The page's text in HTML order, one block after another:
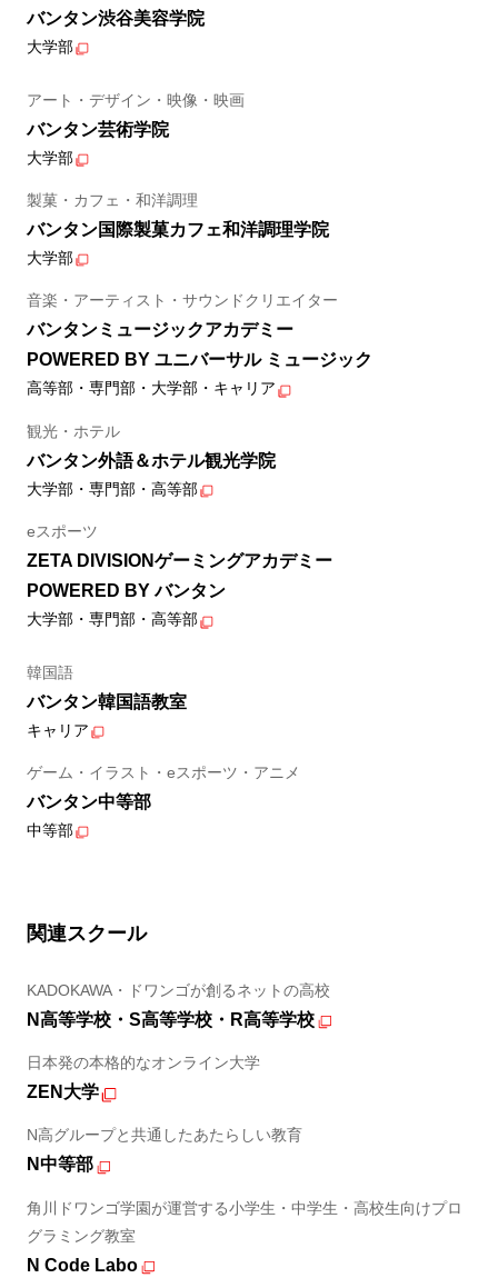
バンタン渋谷美容学院
大学部
アート・デザイン・映像・映画
バンタン芸術学院
大学部
製菓・カフェ・和洋調理
バンタン国際製菓カフェ和洋調理学院
大学部
音楽・アーティスト・サウンドクリエイター
バンタンミュージックアカデミー
POWERED BY ユニバーサル ミュージック
高等部・専門部・大学部・キャリア
観光・ホテル
バンタン外語＆ホテル観光学院
大学部・専門部・高等部
eスポーツ
ZETA DIVISIONゲーミングアカデミー
POWERED BY バンタン
大学部・専門部・高等部
韓国語
バンタン韓国語教室
キャリア
ゲーム・イラスト・eスポーツ・アニメ
バンタン中等部
中等部
関連スクール
KADOKAWA・ドワンゴが創るネットの高校
N高等学校・S高等学校・R高等学校
日本発の本格的なオンライン大学
ZEN大学
N高グループと共通したあたらしい教育
N中等部
角川ドワンゴ学園が運営する小学生・中学生・高校生向けプロ
グラミング教室
N Code Labo